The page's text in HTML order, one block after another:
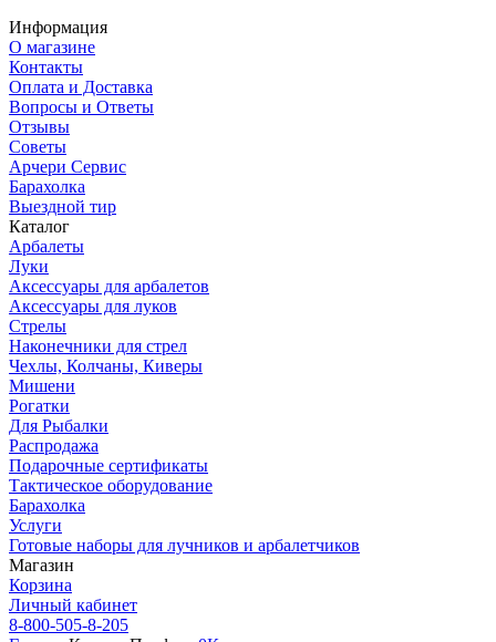
Информация
О магазине
Контакты
Оплата и Доставка
Вопросы и Ответы
Отзывы
Советы
Арчери Сервис
Барахолка
Выездной тир
Каталог
Арбалеты
Луки
Аксессуары для арбалетов
Аксессуары для луков
Стрелы
Наконечники для стрел
Чехлы, Колчаны, Киверы
Мишени
Рогатки
Для Рыбалки
Распродажа
Подарочные сертификаты
Тактическое оборудование
Барахолка
Услуги
Готовые наборы для лучников и арбалетчиков
Магазин
Корзина
Личный кабинет
8-800-505-8-205